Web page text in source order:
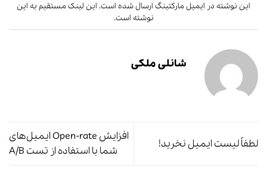
این نوشته در ایمیل مارکتینگ ارسال شده است. این لینکمستقیم به این
نوشته است.
شانلی ملکی
لطفاً لیست ایمیل نخرید!
افزایش Open-rate ایمیل‌های
شما با استفاده از تست A/B